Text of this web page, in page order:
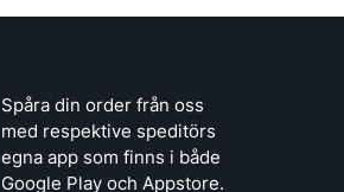
Spåra din order från oss
med respektive speditörs
egna app som finns i både
Google Play och Appstore.